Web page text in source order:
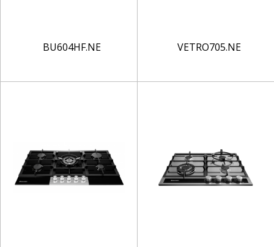
BU604HF.NE VETRO705.NE